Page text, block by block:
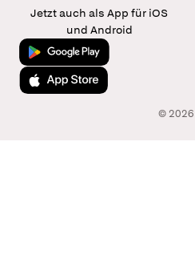
Jetzt auch als App für iOS
und Android
Jetzt bei Google Play
Laden im App Store
©